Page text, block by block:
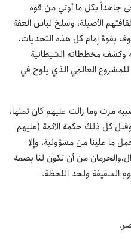
جاهداً بكل ما أوتي من قوة
الأصيلة، وسلخ لباس العفة
بقوة إمام كل هذه التحديات،
وكشف مخططاته الشيطانية
للمشروع العالمي الذي يلوح في
مرت وما زالت عليهم كان ثمنها،
كل ذلك حكمة الائمة (عليهم
ما علينا من مسؤولية، وإلا
من أن تكون لنا بصمة
السقيفة ولحد اللحظة.